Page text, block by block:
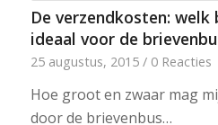
De verzendkosten:
ideaal voor de
25 augustus, 2015 / 0 Reacties
Hoe groot en zwaar mag
door de brievenbus…